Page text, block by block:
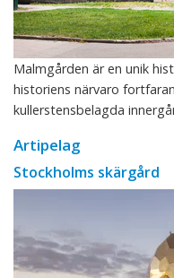
Malmgården är en unik
historiens närvaro
kullerstensbelagda
Artipelag
Stockholms skärgård